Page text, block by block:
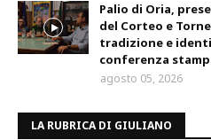
Palio di Oria,
del Corteo e
tradizione e
conferenza
agosto 05, 2026
LA RUBRICA DI GIULIANO